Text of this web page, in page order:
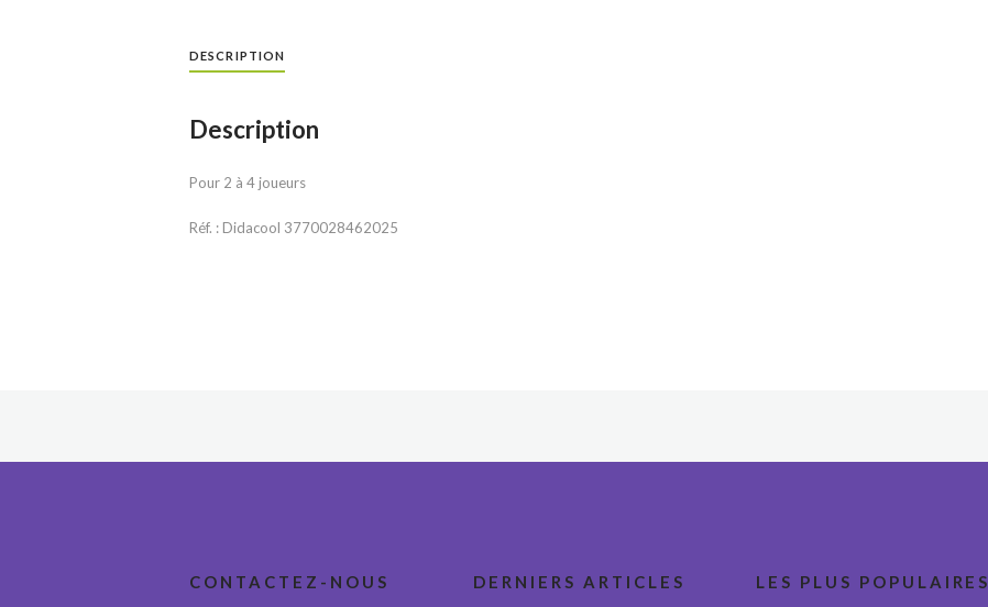
DESCRIPTION
Description
Pour 2 à 4 joueurs
Réf. : Didacool 3770028462025
CONTACTEZ-NOUS DERNIERS ARTICLES LES PLUS POPULAIRES